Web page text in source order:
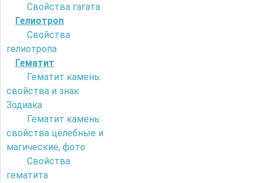
Свойства гагата
Гелиотроп
Свойства
гелиотропа
Гематит
Гематит камень:
свойства и знак
Зодиака
Гематит камень:
свойства целебные и
магические, фото
Свойства
гематита